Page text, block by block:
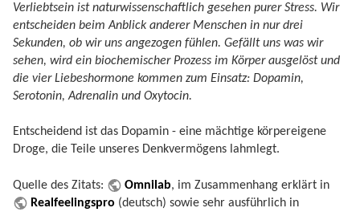
Verliebtsein ist naturwissenschaftlich gesehen purer Stress. Wir
entscheiden beim Anblick anderer Menschen in nur drei
Sekunden, ob wir uns angezogen fühlen. Gefällt uns was wir
sehen, wird ein biochemischer Prozess im Körper ausgelöst und
die vier Liebeshormone kommen zum Einsatz: Dopamin,
Serotonin, Adrenalin und Oxytocin.
Entscheidend ist das Dopamin - eine mächtige körpereigene
Droge, die Teile unseres Denkvermögens lahmlegt.
Quelle des Zitats: Omnilab, im Zusammenhang erklärt in
Realfeelingspro (deutsch) sowie sehr ausführlich in